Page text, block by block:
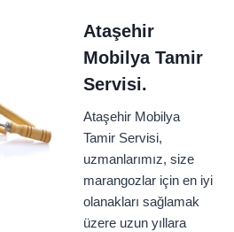
Ataşehir
Mobilya Tamir
Servisi.
Ataşehir Mobilya
Tamir Servisi,
uzmanlarımız, size
marangozlar için en iyi
olanakları sağlamak
üzere uzun yıllara